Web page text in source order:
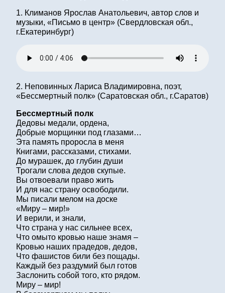
1. Климанов Ярослав Анатольевич, автор слов и
музыки, «Письмо в центр» (Свердловская обл.,
г.Екатеринбург)
2. Неповинных Лариса Владимировна, поэт,
«Бессмертный полк» (Саратовская обл., г.Саратов)
Бессмертный полк
Дедовы медали, ордена,
Добрые морщинки под глазами…
Эта память проросла в меня
Книгами, рассказами, стихами.
До мурашек, до глубин души
Трогали слова дедов скупые.
Вы отвоевали право жить
И для нас страну освободили.
Мы писали мелом на доске
«Миру – мир!»
И верили, и знали,
Что страна у нас сильнее всех,
Что омыто кровью наше знамя –
Кровью наших прадедов, дедов,
Что фашистов били без пощады.
Каждый без раздумий был готов
Заслонить собой того, кто рядом.
Миру – мир!